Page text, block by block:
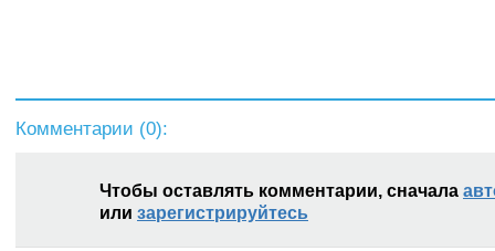
Комментарии (0):
Чтобы оставлять комментарии, сначала
или зарегистрируйтесь